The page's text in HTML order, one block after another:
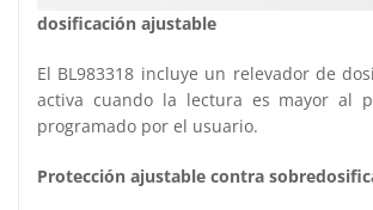
dosificación ajustable
El BL983318 incluye un relevador de
activa cuando la lectura es mayor al
programado por el usuario.
Protección ajustable contra